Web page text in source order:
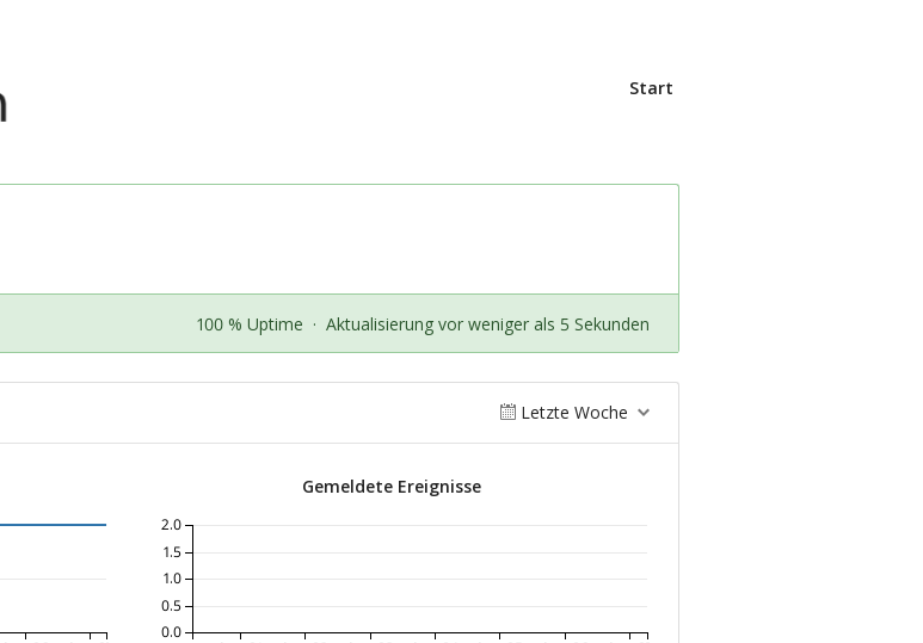
Start
100 % Uptime · Aktualisierung vor weniger als 5 Sekunden
Letzte Woche
Gemeldete Ereignisse
0.0
0.5
1.0
1.5
2.0